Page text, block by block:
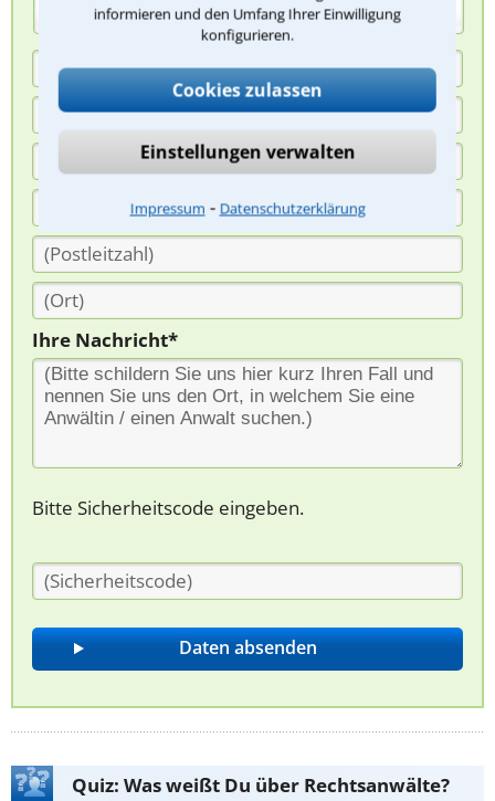
informieren und den Umfang Ihrer Einwilligung
konfigurieren.
Cookies zulassen
Einstellungen verwalten
Impressum ⁃ Datenschutzerklärung
(Anrede)
Ihre Nachricht*
Bitte Sicherheitscode eingeben.
Quiz: Was weißt Du über Rechtsanwälte?